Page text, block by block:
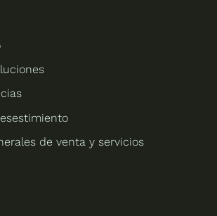
de venta y servicios